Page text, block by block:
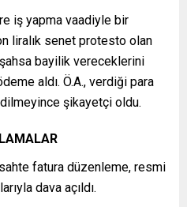
iş yapma vaadiyle bir
liralık senet protesto olan
bayilik vereceklerini
aldı. Ö.A., verdiği para
şikayetçi oldu.
sahte fatura düzenleme, resmi
dava açıldı.